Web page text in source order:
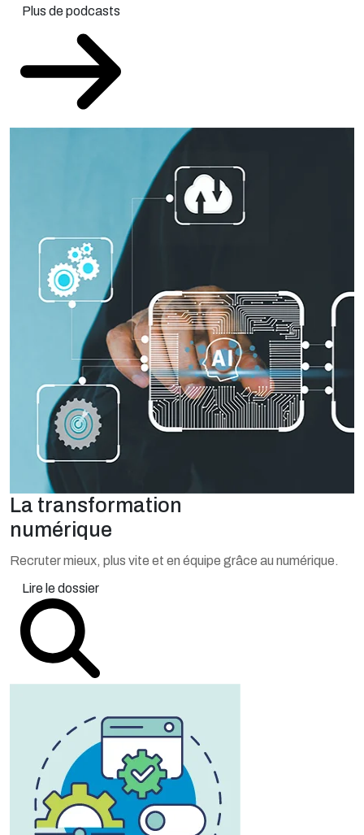
Plus de podcasts
La transformation
numérique
Recruter mieux, plus vite et en équipe grâce au numérique.
Lire le dossier